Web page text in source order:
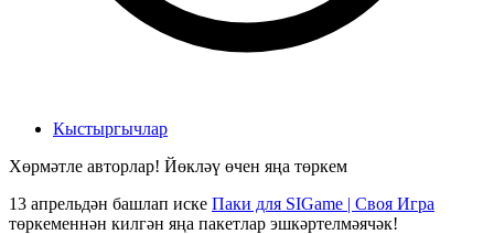
Кыстыргычлар
Хөрмәтле авторлар! Йөкләү өчен яңа төркем
13 апрельдән башлап иске Паки для SIGame | Своя Игра
төркеменнән килгән яңа пакетлар эшкәртелмәячәк!